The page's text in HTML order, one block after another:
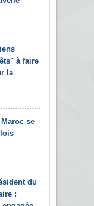
à faire
la
se
du
: